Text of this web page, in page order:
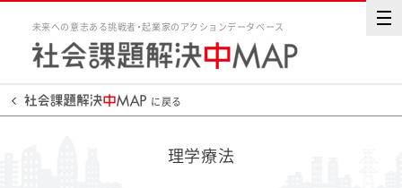
未来への意志ある挑戦者・起業家のアクションデータベース
に戻る
理学療法